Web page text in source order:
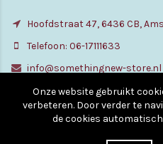
Hoofdstraat 47, 6436 CB,
Telefoon: 06-17111633
info@somethingnew-store.nl
Onze website gebruikt
verbeteren. Door verder te
de cookies